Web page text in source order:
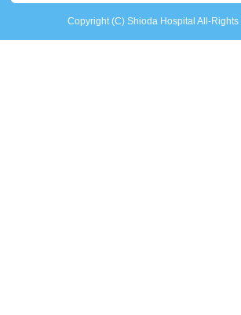
Copyright (C) Shioda Hospital All-Rights